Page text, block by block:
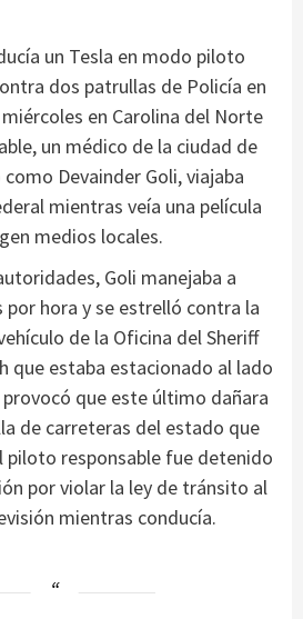
un Tesla en modo piloto
dos patrullas de Policía en
en Carolina del Norte
un médico de la ciudad de
Devainder Goli, viajaba
mientras veía una película
medios locales.
Goli manejaba a
hora y se estrelló contra la
de la Oficina del Sheriff
que estaba estacionado al lado
que este último dañara
de carreteras del estado que
piloto responsable fue detenido
por violar la ley de tránsito al
mientras conducía.